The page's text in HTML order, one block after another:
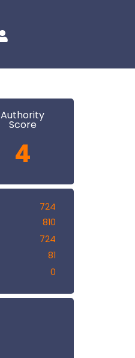
Authority
Score
4
724
810
724
81
0